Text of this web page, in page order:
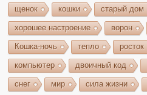
щенок кошки старый дом
хорошее настроение ворон
Кошка-ночь тепло росток
компьютер двоичный код
снег мир сила жизни